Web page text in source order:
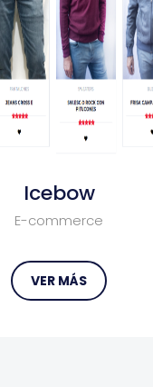
Icebow
E-commerce
VER MÁS